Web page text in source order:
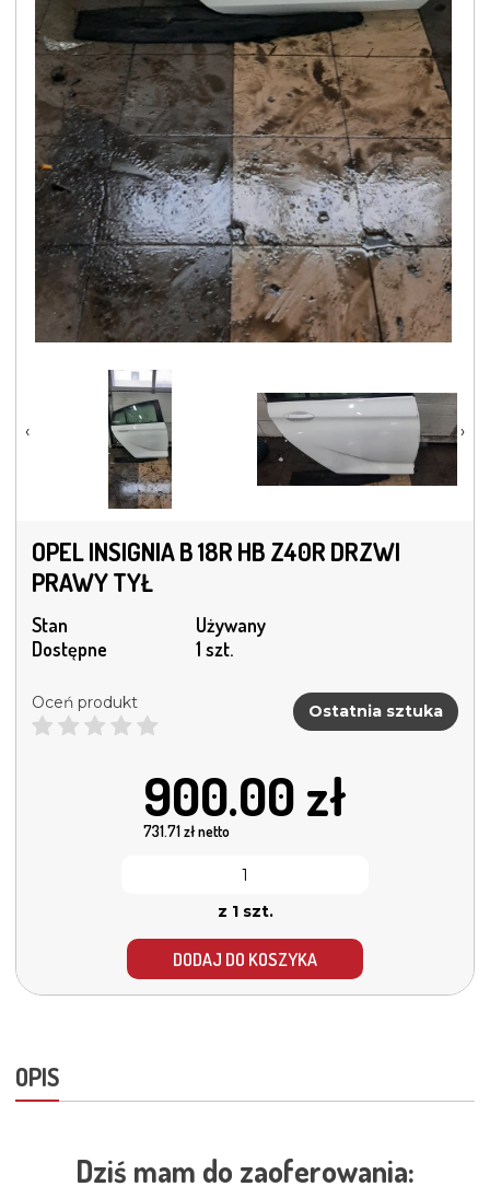
‹ ›
OPEL INSIGNIA B 18R HB Z40R DRZWI
PRAWY TYŁ
Stan
Używany
Dostępne
1 szt.
Oceń produkt Ostatnia sztuka
900.00 zł
731.71zł netto
z 1 szt.
DODAJ DO KOSZYKA
OPIS
Dziś mam do zaoferowania: